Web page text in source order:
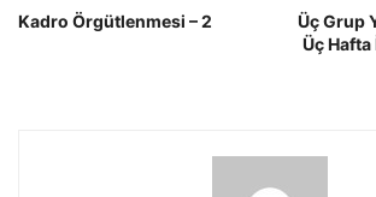
Kadro Örgütlenmesi – 2
Üç Grup
Üç Hafta